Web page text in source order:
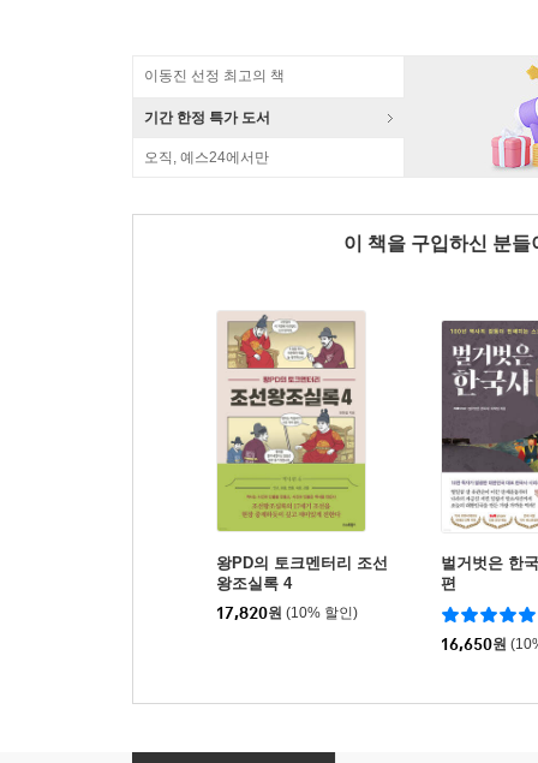
이동진 선정 최고의 책
기간 한정 특가 도서
오직, 예스24에서만
이 책을 구입하신 분
왕PD의 토크멘터리 조선
왕조실록 4
17,820원 (10% 할인)
벌거벗은 한
편
16,650원